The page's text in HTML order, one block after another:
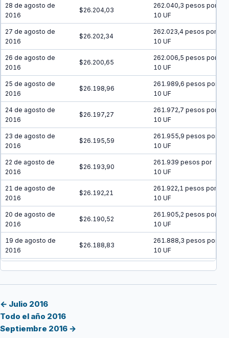
28 de agosto de
2016
$26.204,03
262.040,3 pesos por
10 UF
27 de agosto de
2016
$26.202,34
262.023,4 pesos por
10 UF
26 de agosto de
2016
$26.200,65
262.006,5 pesos por
10 UF
25 de agosto de
2016
$26.198,96
261.989,6 pesos por
10 UF
24 de agosto de
2016
$26.197,27
261.972,7 pesos por
10 UF
23 de agosto de
2016
$26.195,59
261.955,9 pesos por
10 UF
22 de agosto de
2016
$26.193,90
261.939 pesos por
10 UF
21 de agosto de
2016
$26.192,21
261.922,1 pesos por
10 UF
20 de agosto de
2016
$26.190,52
261.905,2 pesos por
10 UF
19 de agosto de
2016
$26.188,83
261.888,3 pesos por
10 UF
$26.187,15
2016
16 de agosto de
2016
← Julio 2016
Todo el año 2016
Septiembre 2016 →